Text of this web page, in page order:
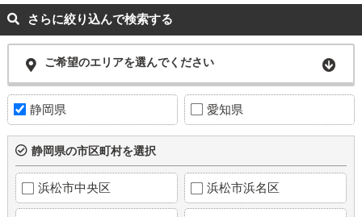
さらに絞り込んで検索する
ご希望のエリアを選んでください
静岡県 愛知県
静岡県の市区町村を選択
浜松市中央区 浜松市浜名区